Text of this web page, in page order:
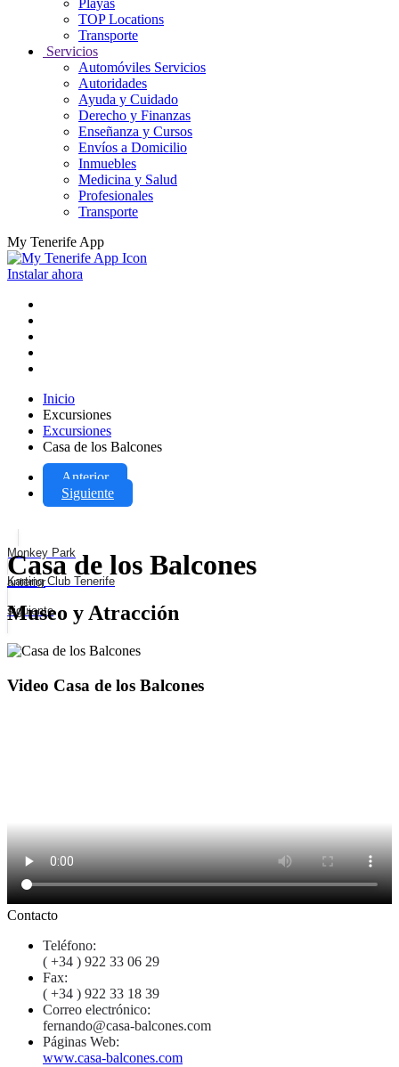
Playas
TOP Locations
Transporte
Servicios
Automóviles Servicios
Autoridades
Ayuda y Cuidado
Derecho y Finanzas
Enseñanza y Cursos
Envíos a Domicilio
Inmuebles
Medicina y Salud
Profesionales
Transporte
My Tenerife App
Instalar ahora
Inicio
Excursiones
Excursiones
Casa de los Balcones
Anterior
Siguiente
Monkey Park
anterior
Karting Club Tenerife
siguiente
Casa de los Balcones
Museo y Atracción
Video Casa de los Balcones
Contacto
Teléfono:
( +34 ) 922 33 06 29
Fax:
( +34 ) 922 33 18 39
Correo electrónico:
fernando@casa-balcones.com
Páginas Web:
www.casa-balcones.com